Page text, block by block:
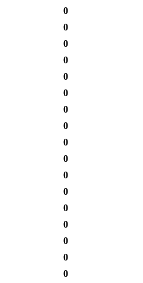
0
0
0
0
0
0
0
0
0
0
0
0
0
0
0
0
0